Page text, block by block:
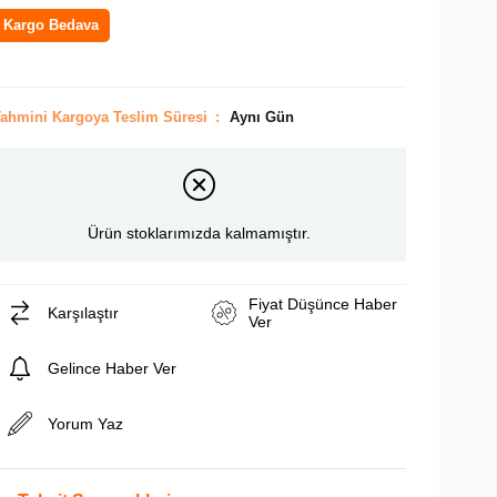
Kargo Bedava
Kargoya Teslim Süresi : Aynı Gün
Ürün stoklarımızda kalmamıştır.
Karşılaştır
Fiyat Düşünce Haber
Ver
Gelince Haber Ver
Yorum Yaz